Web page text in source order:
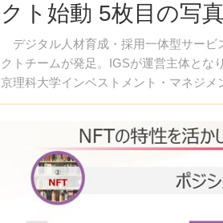
クト始動 5枚目の写
デジタル人材育成・採用一体型サービ
クトチームが発足。IGSが運営主体とな
京理科大学インベストメント・マネジメ